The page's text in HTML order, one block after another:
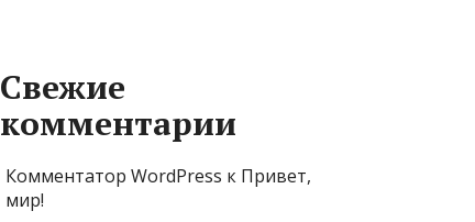
Свежие
комментарии
Комментатор WordPress к Привет,
мир!